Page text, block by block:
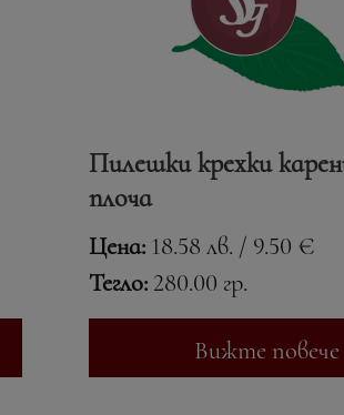
Пилешки крехки
плоча
Цена: 18.58 лв. / 9.50 €
Тегло: 280.00 гр.
Вижте повече